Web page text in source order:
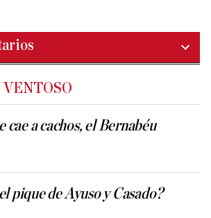
cae a cachos, el Bernabéu
pique de Ayuso y Casado?